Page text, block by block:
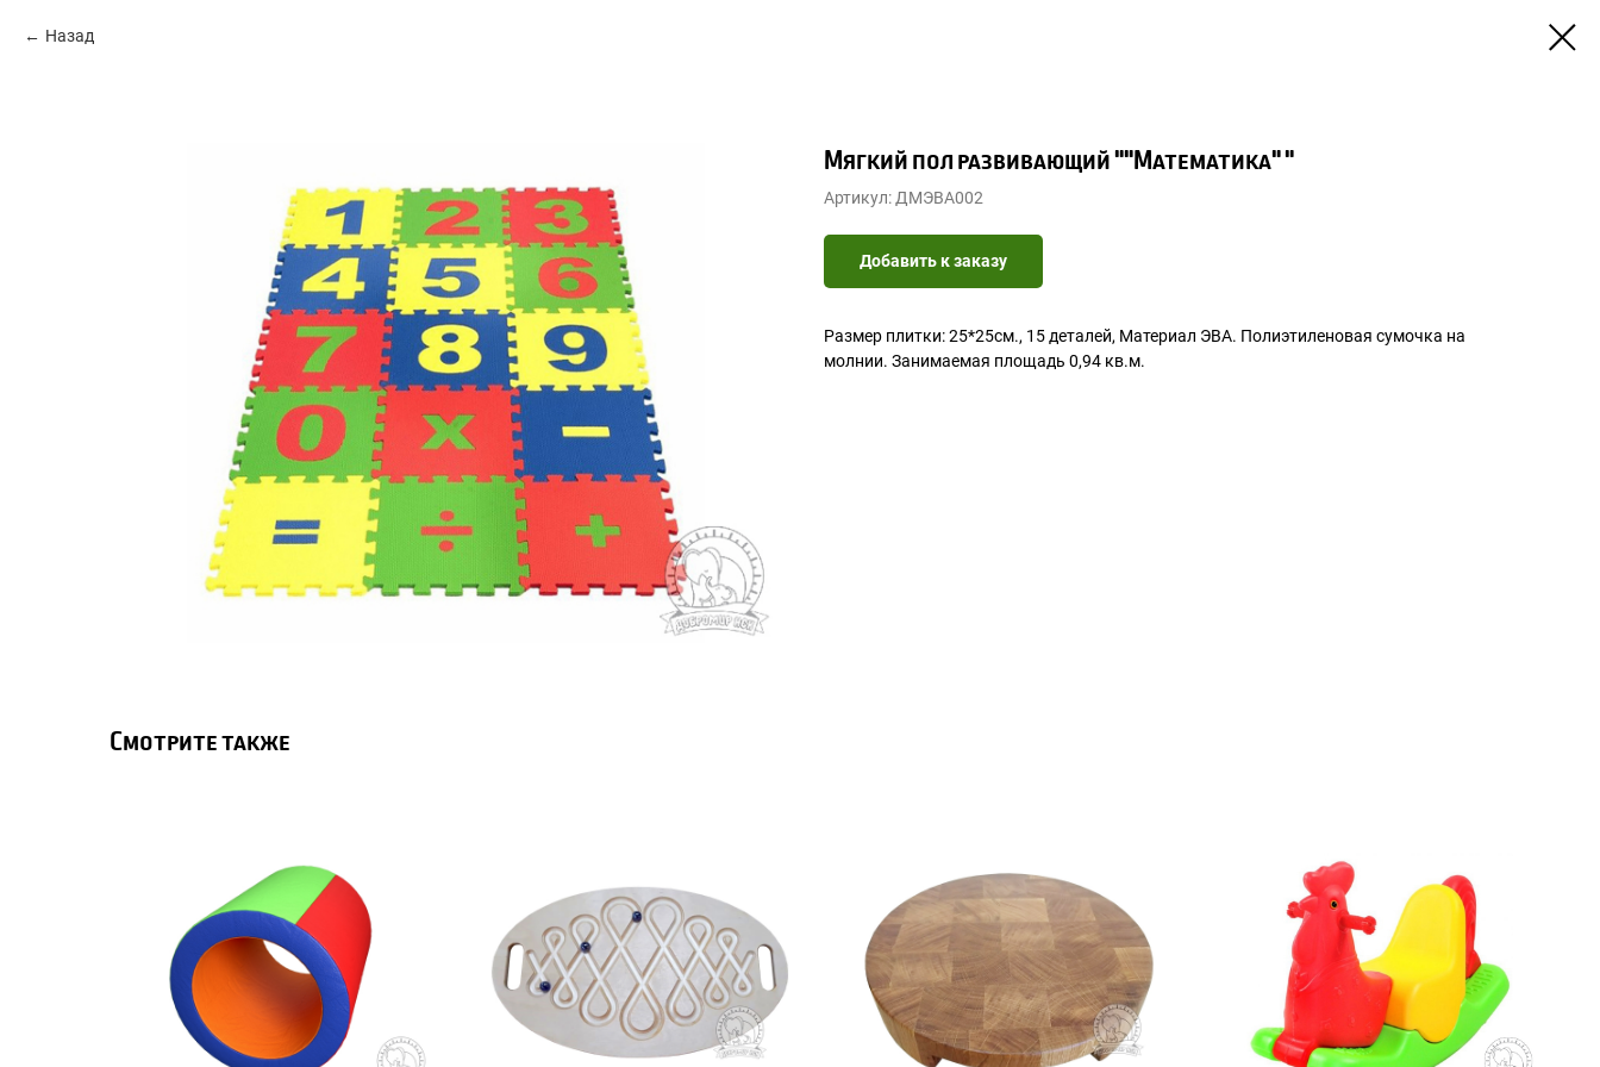
Назад
Мягкий пол развивающий ""Математика" "
Артикул: ДМЭВА002
Добавить к заказу
Размер плитки: 25*25см., 15 деталей, Материал ЭВА. Полиэтиленовая сумочка на
молнии. Занимаемая площадь 0,94 кв.м.
Смотрите также